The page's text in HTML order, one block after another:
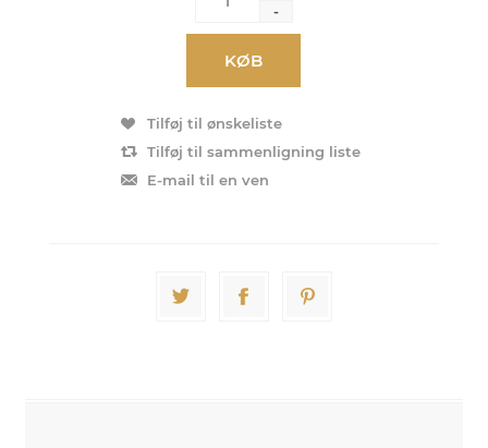
-
KØB
Tilføj til ønskeliste
Tilføj til sammenligning liste
E-mail til en ven